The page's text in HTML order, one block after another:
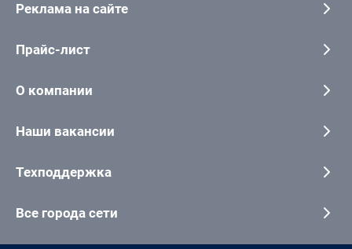
Реклама на сайте
Прайс-лист
О компании
Наши вакансии
Техподдержка
Все города сети